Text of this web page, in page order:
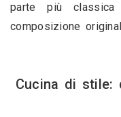
parte più
composizione
Cucina di stile: